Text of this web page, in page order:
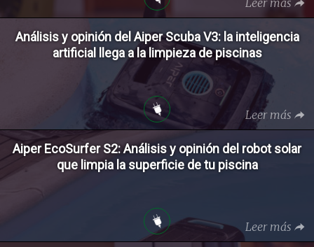
Análisis y opinión del Aiper Scuba V3: la inteligencia
artificial llega a la limpieza de piscinas
Leer más
Aiper EcoSurfer S2: Análisis y opinión del robot solar
que limpia la superficie de tu piscina
Leer más